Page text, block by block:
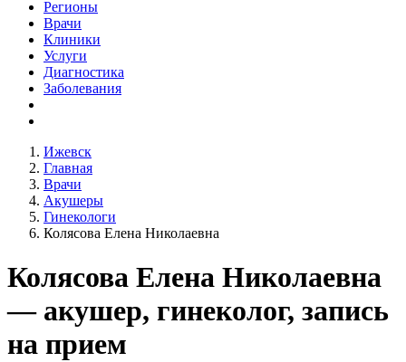
Регионы
Врачи
Клиники
Услуги
Диагностика
Заболевания
Ижевск
Главная
Врачи
Акушеры
Гинекологи
Колясова Елена Николаевна
Колясова Елена Николаевна
— акушер, гинеколог, запись
на прием